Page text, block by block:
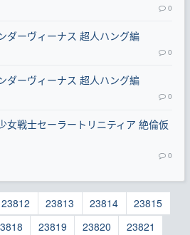
0
ダーヴィーナス 超人ハング編
0
ダーヴィーナス 超人ハング編
0
女戦士セーラートリニティア 絶倫仮
0
23812 23813 23814
23815
23819 23820
23821